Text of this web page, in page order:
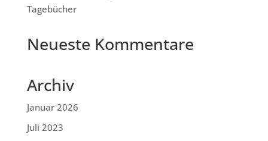
Tagebücher
Neueste Kommentare
Archiv
Januar 2026
Juli 2023